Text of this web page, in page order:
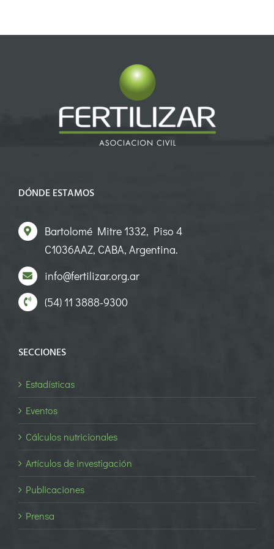
DÓNDE ESTAMOS
Bartolomé Mitre 1332, Piso 4
C1036AAZ, CABA, Argentina.
info@fertilizar.org.ar
(54) 11 3888-9300
SECCIONES
Estadísticas
Eventos
Cálculos nutricionales
Artículos de investigación
Publicaciones
Prensa